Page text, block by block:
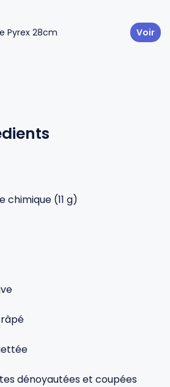
Pyrex 28cm Voir
chimique (11 g)
dénoyautées et coupées